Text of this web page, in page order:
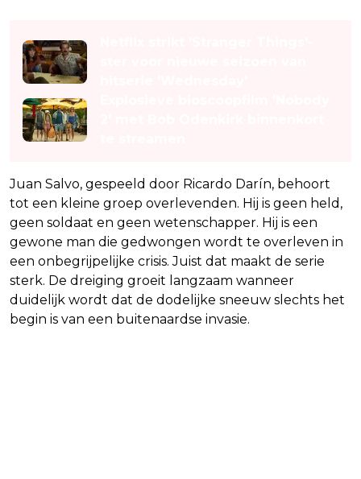
Juan Salvo, gespeeld door Ricardo Darín, behoort
tot een kleine groep overlevenden. Hij is geen held,
geen soldaat en geen wetenschapper. Hij is een
gewone man die gedwongen wordt te overleven in
een onbegrijpelijke crisis. Juist dat maakt de serie
sterk. De dreiging groeit langzaam wanneer
duidelijk wordt dat de dodelijke sneeuw slechts het
begin is van een buitenaardse invasie.